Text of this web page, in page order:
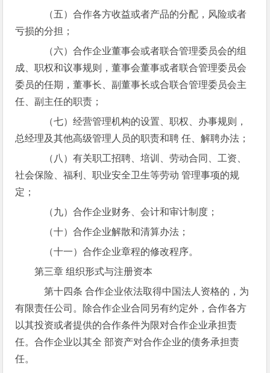
（五）合作各方收益或者产品的分配，风险或者
亏损的分担；
（六）合作企业董事会或者联合管理委员会的组
成、职权和议事规则，董事会董事或者联合管理委员会
委员的任期，董事长、副董事长或合联合管理委员会主
任、副主任的职责；
（七）经营管理机构的设置、职权、办事规则，
总经理及其他高级管理人员的职责和聘 任、解聘办法；
（八）有关职工招聘、培训、劳动合同、工资、
社会保险、福利、职业安全卫生等劳动 管理事项的规
定；
（九）合作企业财务、会计和审计制度；
（十）合作企业解散和清算办法；
（十一）合作企业章程的修改程序。
第三章 组织形式与注册资本
第十四条 合作企业依法取得中国法人资格的，为
有限责任公司。除合作企业合同另有约定外，合作各方
以其投资或者提供的合作条件为限对合作企业承担责
任。合作企业以其全 部资产对合作企业的债务承担责
任。